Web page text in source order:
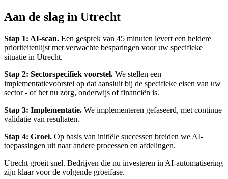
Aan de slag in Utrecht
Stap 1: AI-scan. Een gesprek van 45 minuten levert een heldere
prioriteitenlijst met verwachte besparingen voor uw specifieke
situatie in Utrecht.
Stap 2: Sectorspecifiek voorstel. We stellen een
implementatievoorstel op dat aansluit bij de specifieke eisen van uw
sector - of het nu zorg, onderwijs of financiën is.
Stap 3: Implementatie. We implementeren gefaseerd, met continue
validatie van resultaten.
Stap 4: Groei. Op basis van initiële successen breiden we AI-
toepassingen uit naar andere processen en afdelingen.
Utrecht groeit snel. Bedrijven die nu investeren in AI-automatisering
zijn klaar voor de volgende groeifase.